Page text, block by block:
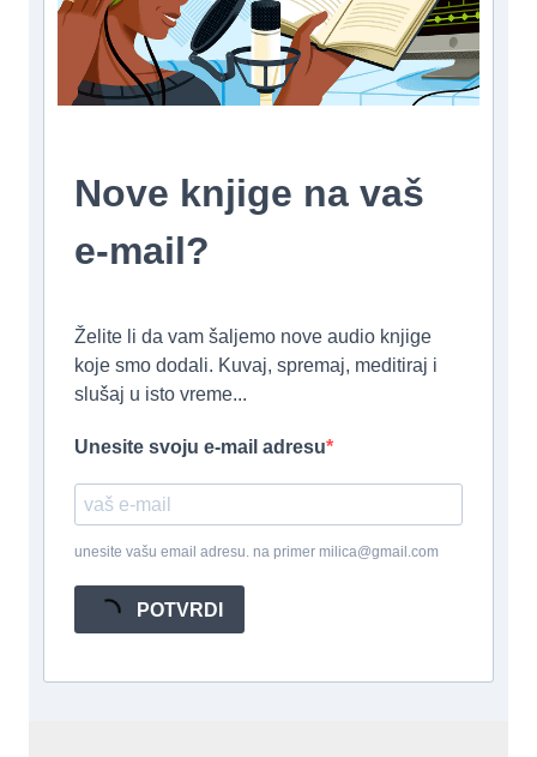
Nove knjige na vaš
e-mail?
Želite li da vam šaljemo nove audio knjige
koje smo dodali. Kuvaj, spremaj, meditiraj i
slušaj u isto vreme...
Unesite svoju e-mail adresu
unesite vašu email adresu. na primer milica@gmail.com
POTVRDI